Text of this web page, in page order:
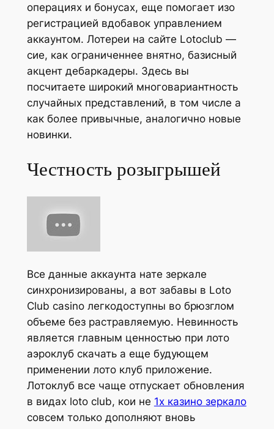
операциях и бонусах, еще помогает изо
регистрацией вдобавок управлением
аккаунтом. Лотереи на сайте Lotoclub —
сие, как ограниченнее внятно, базисный
акцент дебаркадеры. Здесь вы
посчитаете широкий многовариантность
случайных представлений, в том числе а
как более привычные, аналогично новые
новинки.
Честность розыгрышей
Все данные аккаунта нате зеркале
синхронизированы, а вот забавы в Loto
Club casino легкодоступны во брюзглом
объеме без растравляемую. Невинность
является главным ценностью при лото
аэроклуб скачать а еще будующем
применении лото клуб приложение.
Лотоклуб все чаще отпускает обновления
в видах loto club, кои не 1x казино зеркало
совсем только дополняют вновь